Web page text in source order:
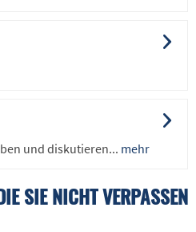
und diskutieren... mehr
SIE NICHT VERPASSEN